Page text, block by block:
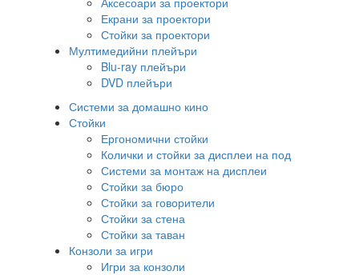
Екрани за проектори
Стойки за проектори
Мултимедийни плейъри
Blu-ray плейъри
DVD плейъри
Системи за домашно кино
Стойки
Ергономични стойки
Колички и стойки за дисплеи на под
Системи за монтаж на дисплеи
Стойки за бюро
Стойки за говорители
Стойки за стена
Стойки за таван
Конзоли за игри
Игри за конзоли